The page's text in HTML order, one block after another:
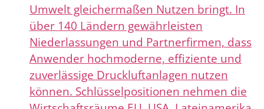
Umwelt gleichermaßen Nutzen bringt. In
über 140 Ländern gewährleisten
Niederlassungen und Partnerfirmen, dass
Anwender hochmoderne, effiziente und
zuverlässige Druckluftanlagen nutzen
können. Schlüsselpositionen nehmen die